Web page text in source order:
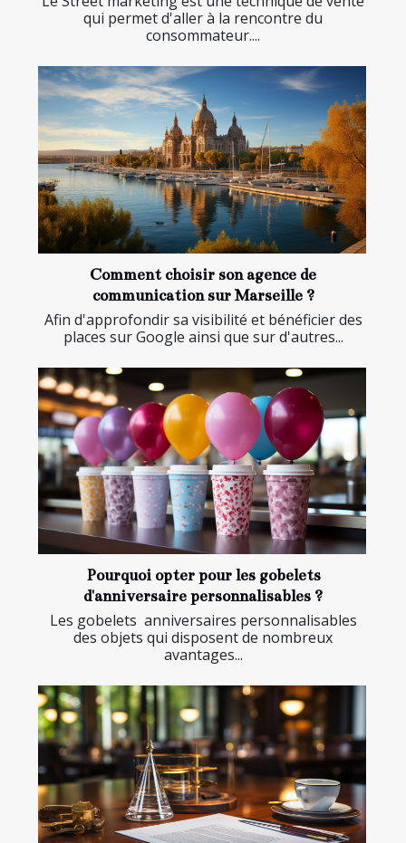
qui permet d'aller à la rencontre du
consommateur....
Comment choisir son agence de
communication sur Marseille ?
Afin d'approfondir sa visibilité et bénéficier des
places sur Google ainsi que sur d'autres...
Pourquoi opter pour les gobelets
d'anniversaire personnalisables ?
Les gobelets anniversaires personnalisables
des objets qui disposent de nombreux
avantages...